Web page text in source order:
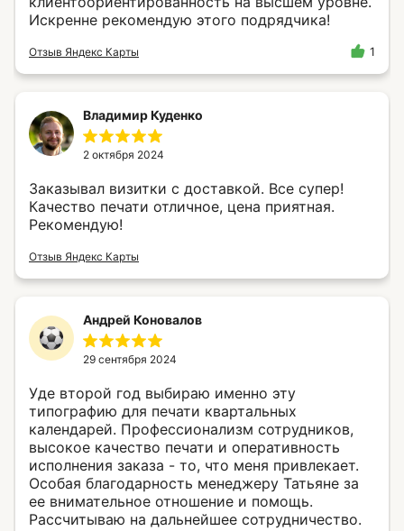
Искренне рекомендую этого подрядчика!
Отзыв Яндекс Карты 1
Владимир Куденко
2 октября 2024
Заказывал визитки с доставкой. Все супер!
Качество печати отличное, цена приятная.
Рекомендую!
Отзыв Яндекс Карты
Андрей Коновалов
29 сентября 2024
Уде второй год выбираю именно эту
типографию для печати квартальных
календарей. Профессионализм сотрудников,
высокое качество печати и оперативность
исполнения заказа - то, что меня привлекает.
Особая благодарность менеджеру Татьяне за
ее внимательное отношение и помощь.
Рассчитываю на дальнейшее сотрудничество.
Мы используем файлы «cookie», с целью
удобства пользования веб-сайтом. «Cookie»
представляют собой небольшие файлы,
содержащие информацию о предыдущих
посещениях веб-сайта. Если вы не хотите,
чтобы ваши пользовательские данные
обрабатывались, пожалуйста, ограничьте
их использование в своём браузере.
Политикаконфиден циа льности